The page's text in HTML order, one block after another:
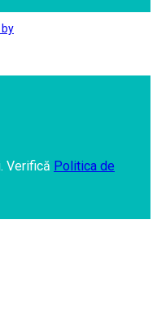
Verifică Politica de